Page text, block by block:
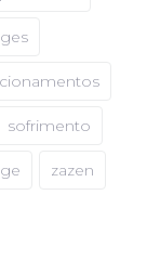
sofrimento
zazen